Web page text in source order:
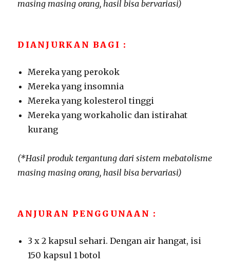
masing masing orang, hasil bisa bervariasi)
DIANJURKAN BAGI :
Mereka yang perokok
Mereka yang insomnia
Mereka yang kolesterol tinggi
Mereka yang workaholic dan istirahat
kurang
(*Hasil produk tergantung dari sistem mebatolisme
masing masing orang, hasil bisa bervariasi)
ANJURAN PENGGUNAAN :
3 x 2 kapsul sehari. Dengan air hangat, isi
150 kapsul 1 botol